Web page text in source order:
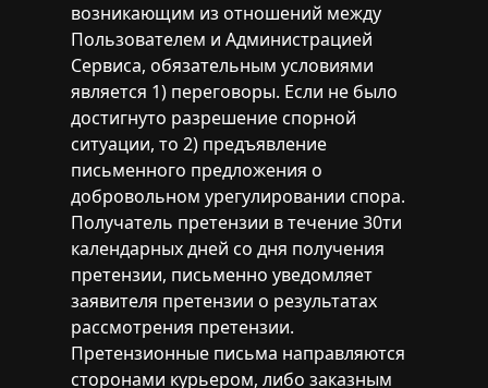
возникающим из отношений между
Пользователем и Администрацией
Сервиса, обязательным условиями
является 1) переговоры. Если не было
достигнуто разрешение спорной
ситуации, то 2) предъявление
письменного предложения о
добровольном урегулировании спора.
Получатель претензии в течение 30ти
календарных дней со дня получения
претензии, письменно уведомляет
заявителя претензии о результатах
рассмотрения претензии.
Претензионные письма направляются
сторонами курьером, либо заказным